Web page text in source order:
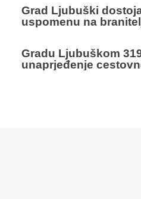
Grad Ljubuški
uspomenu na
Gradu Ljubuškom
unaprjeđenje